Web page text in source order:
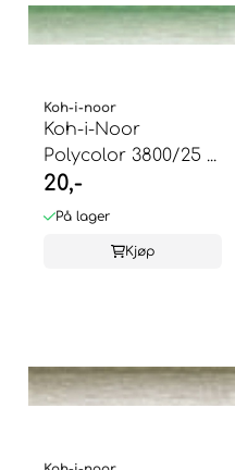
Koh-i-noor
Koh-i-Noor
Polycolor 3800/25 ...
20,-
På lager
Kjøp